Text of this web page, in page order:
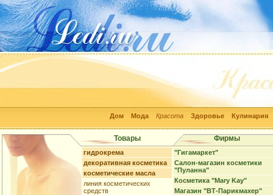
Дом Мода Красота Здоровье Кулинария
Товары Фирмы
гидрокрема
декоративная косметика
косметические масла
линия косметических
средств
"Гигамаркет"
Салон-магазин косметики
"Пуланна"
Косметика "Mary Kay"
Магазин "ВТ-Парикмахер"